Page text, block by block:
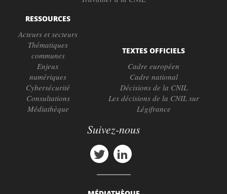
RESSOURCES
Acteurs et secteurs
Thématiques
communes
Enjeux
numériques
Cybersécurité
Consultations
Médiathèque
TEXTES OFFICIELS
Cadre européen
Cadre national
Décisions de la CNIL
Les décisions de la CNIL sur
Légifrance
Suivez-nous